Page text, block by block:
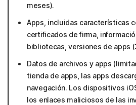
meses).
Apps, incluidas características
certificados de firma,
bibliotecas, versiones de apps
Datos de archivos y apps
tienda de apps, las apps
navegación. Los dispositivos
los enlaces maliciosos de las